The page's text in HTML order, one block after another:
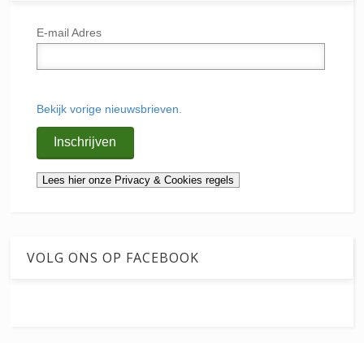
E-mail Adres
Bekijk vorige nieuwsbrieven.
VOLG ONS OP FACEBOOK